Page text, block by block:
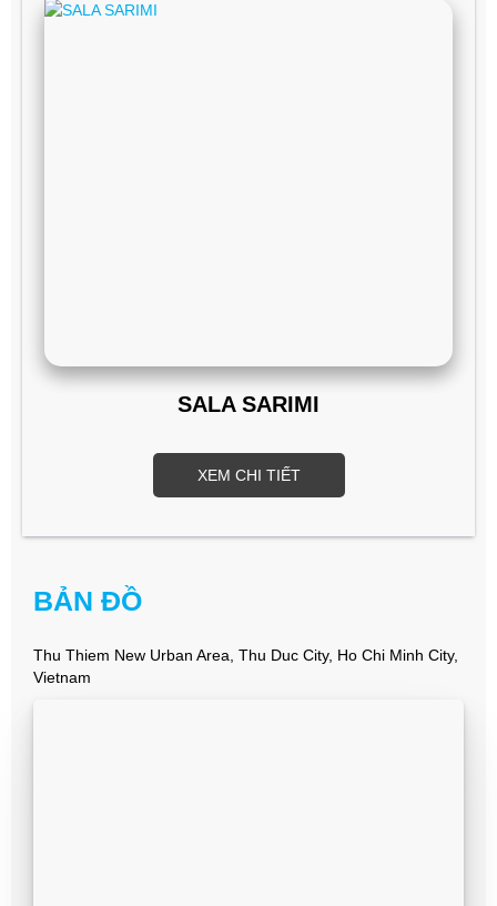
SALA SARIMI
XEM CHI TIẾT
BẢN ĐỒ
Thu Thiem New Urban Area, Thu Duc City, Ho Chi Minh City,
Vietnam